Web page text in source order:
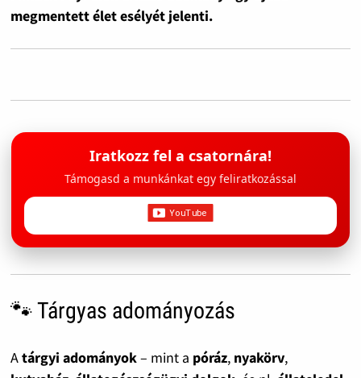
megmentett élet esélyét jelenti.
Iratkozz fel a csatornára!
Támogasd a munkánkat egy feliratkozással
🐾 Tárgyas adományozás
Atárgyi adományok– mint a póráz, nyakörv,